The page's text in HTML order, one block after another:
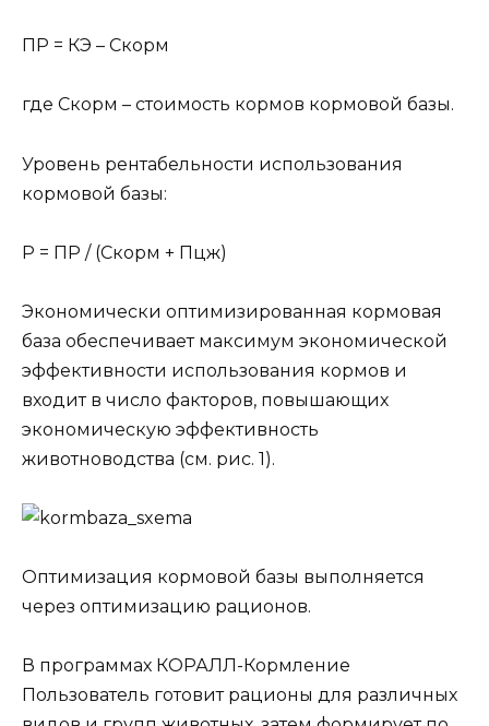
ПР = КЭ – Cкорм
где Cкорм – стоимость кормов кормовой базы.
Уровень рентабельности использования
кормовой базы:
Р = ПР / (Cкорм + Пцж)
Экономически оптимизированная кормовая
база обеспечивает максимум экономической
эффективности использования кормов и
входит в число факторов, повышающих
экономическую эффективность
животноводства (см. рис. 1).
Оптимизация кормовой базы выполняется
через оптимизацию рационов.
В программах КОРАЛЛ-Кормление
Пользователь готовит рационы для различных